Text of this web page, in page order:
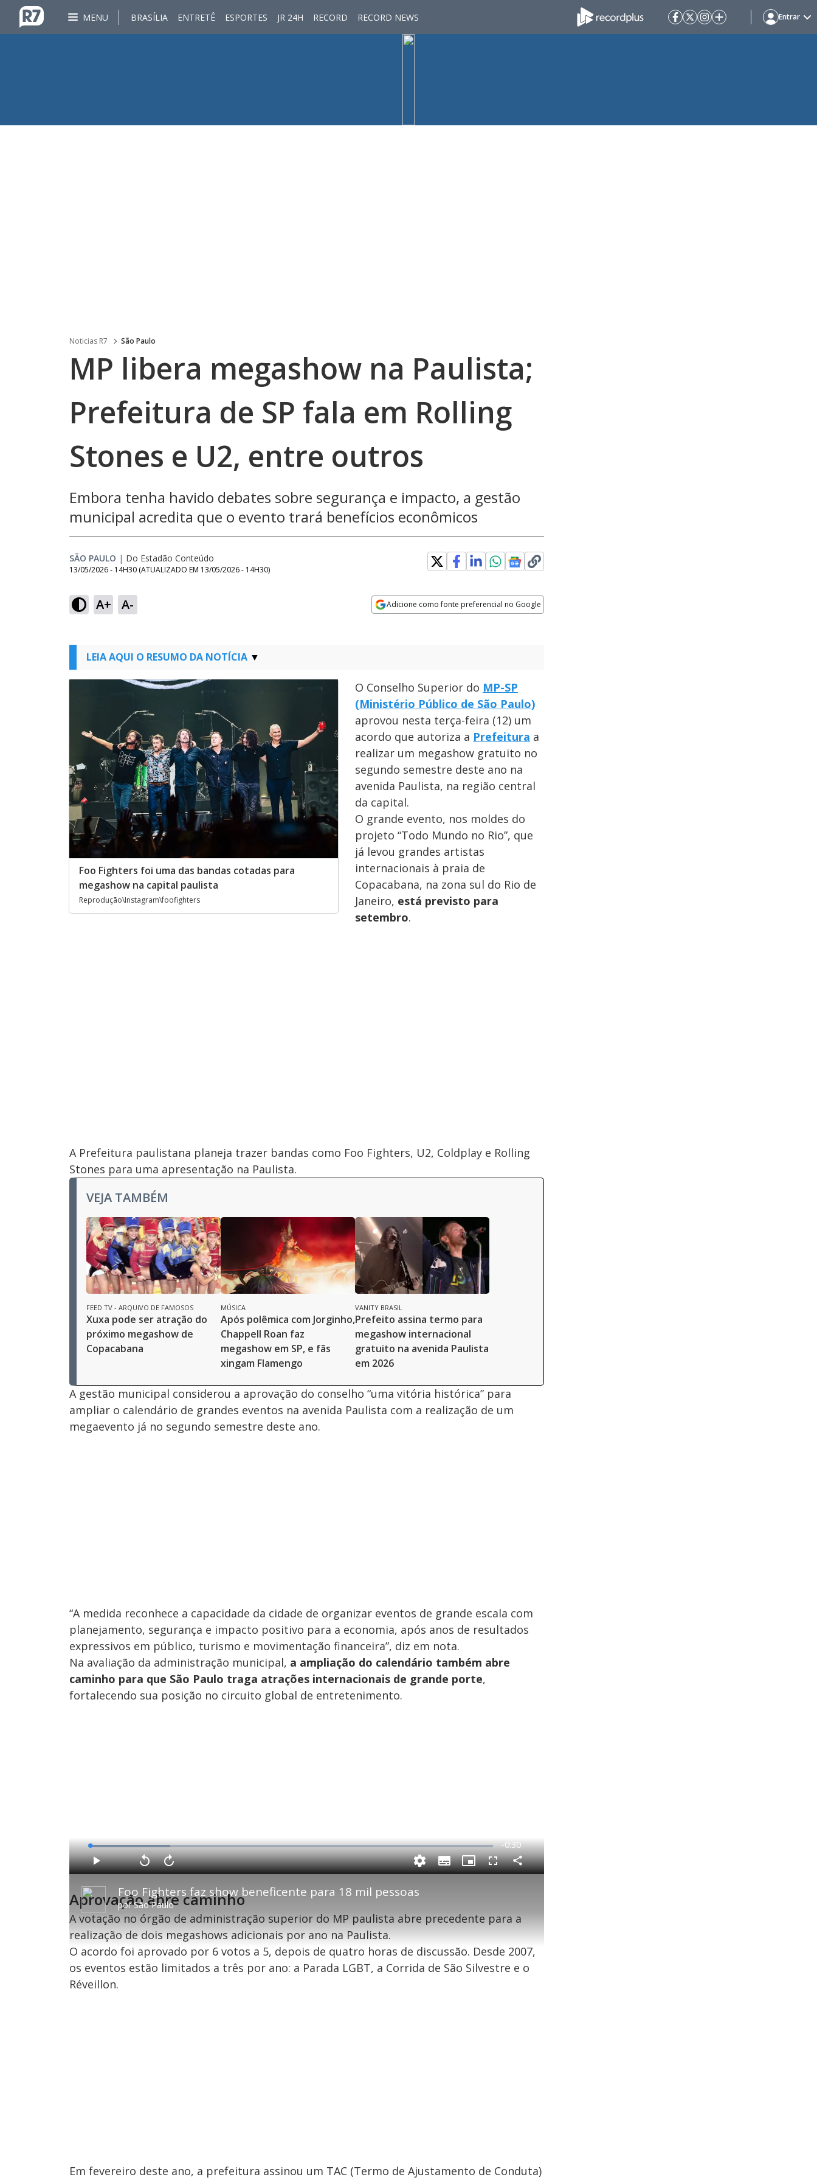
MENU BRASÍLIA ENTRETÊ ESPORTES JR 24H RECORD RECORD NEWS Entrar
Noticias R7 São Paulo
MP libera megashow na Paulista;
Prefeitura de SP fala em Rolling
Stones e U2, entre outros
Embora tenha havido debates sobre segurança e impacto, a gestão
municipal acredita que o evento trará benefícios econômicos
SÃO PAULO | Do Estadão Conteúdo
13/05/2026 - 14H30 (ATUALIZADO EM 13/05/2026 - 14H30)
A+ A- Adicione como fonte preferencial no Google
LEIA AQUI O RESUMO DA NOTÍCIA
Foo Fighters foi uma das bandas cotadas para
megashow na capital paulista
Reprodução\Instagram\foofighters
O Conselho Superior do MP-SP
(Ministério Público de São Paulo)
aprovou nesta terça-feira (12) um
acordo que autoriza a Prefeitura a
realizar um megashow gratuito no
segundo semestre deste ano na
avenida Paulista, na região central
da capital.
O grande evento, nos moldes do
projeto “Todo Mundo no Rio”, que
já levou grandes artistas
internacionais à praia de
Copacabana, na zona sul do Rio de
Janeiro, está previsto para
setembro.
A Prefeitura paulistana planeja trazer bandas como Foo Fighters, U2, Coldplay e Rolling
Stones para uma apresentação na Paulista.
VEJA TAMBÉM
FEED TV - ARQUIVO DE FAMOSOS
Xuxa pode ser atração do
próximo megashow de
Copacabana
MÚSICA
Após polêmica com Jorginho,
Chappell Roan faz
megashow em SP, e fãs
xingam Flamengo
VANITY BRASIL
Prefeito assina termo para
megashow internacional
gratuito na avenida Paulista
em 2026
A gestão municipal considerou a aprovação do conselho “uma vitória histórica” para
ampliar o calendário de grandes eventos na avenida Paulista com a realização de um
megaevento já no segundo semestre deste ano.
“A medida reconhece a capacidade da cidade de organizar eventos de grande escala com
planejamento, segurança e impacto positivo para a economia, após anos de resultados
expressivos em público, turismo e movimentação financeira”, diz em nota.
Na avaliação da administração municipal, a ampliação do calendário também abre
caminho para que São Paulo traga atrações internacionais de grande porte,
fortalecendo sua posição no circuito global de entretenimento.
P
l
Foo Fighters faz show beneficente para 18 mil pessoas
porSão Paulo
P
l
y
V
o
t
a
1
s
e
g
u
d
o
A
v
n
ç
a
r
0
s
e
g
n
d
s
L
o
a
d
e
1
9
.
%
R
e
m
n
n
g
-0:30
V
l
c
a
d
S
u
s
P
i
i
n
t
r
e
F
u
e
n
C
o
l
h
Aprovação abre caminho
A votação no órgão de administração superior do MP paulista abre precedente para a
realização de dois megashows adicionais por ano na Paulista.
O acordo foi aprovado por 6 votos a 5, depois de quatro horas de discussão. Desde 2007,
os eventos estão limitados a três por ano: a Parada LGBT, a Corrida de São Silvestre e o
Réveillon.
Em fevereiro deste ano, a prefeitura assinou um TAC (Termo de Ajustamento de Conduta)